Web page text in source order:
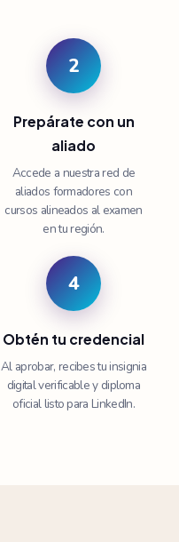
2
Prepárate con un
aliado
Accede a nuestra red de
aliados formadores con
cursos alineados al examen
en tu región.
4
Obtén tu credencial
Al aprobar, recibes tu insignia
digital verificable y diploma
oficial listo para LinkedIn.